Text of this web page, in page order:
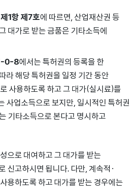
1항 제7호에 따르면, 산업재산권 등
대가로 받는 금품은 기타소득에
0-8에서는 특허권의 등록을 한
라 해당 특허권을 일정 기간 동안
사용하도록 하고 그 대가(실시료)를
사업소득으로 보지만, 일시적인 특허권
기타소득으로 본다고 명시하고
으로 대여하고 그 대가를 받는
신고하시면 됩니다. 다만, 계속적·
용하도록 하고 대가를 받는 경우에는